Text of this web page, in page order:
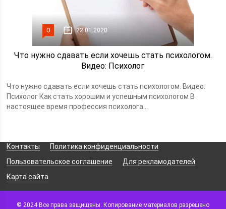
0 22.01.2020
Что нужно сдавать если хочешь стать психологом.
Видео: Психолог
Что нужно сдавать если хочешь стать психологом. Видео:
Психолог Как стать хорошим и успешным психологом В
настоящее время профессия психолога...
Контакты
Политика конфиденциальности
Пользовательское соглашение
Для рекламодателей
Карта сайта
© 2024 Все права защищены. Копирование материалов разрешено